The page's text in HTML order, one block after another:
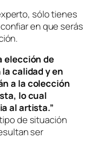
sólo tienes
en que serás
elección de
calidad y en
a la colección
lo cual
al artista.”
de situación
ser